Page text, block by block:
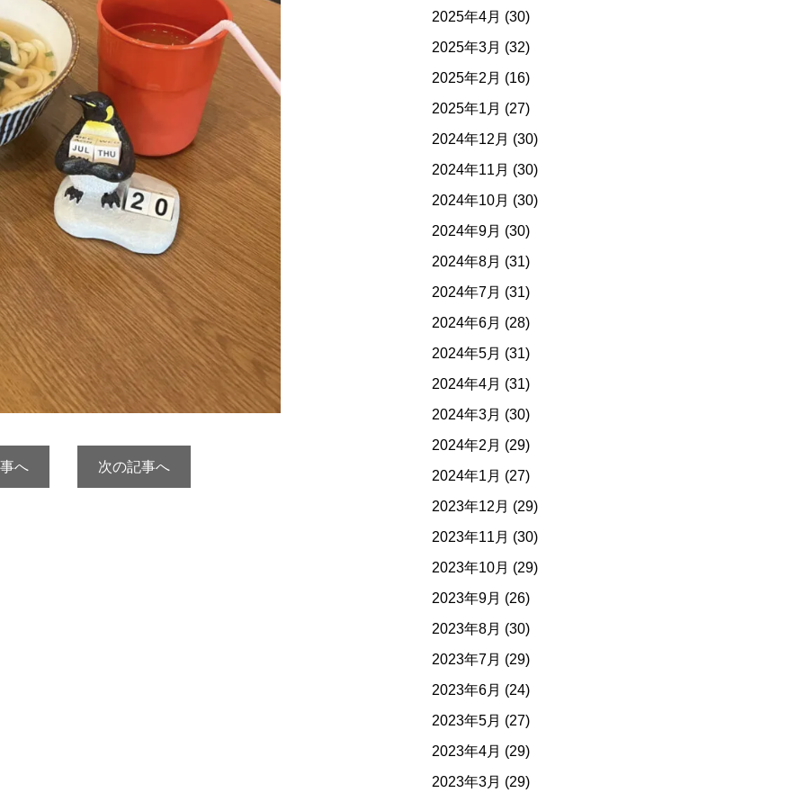
へ 次の記事へ
2025年4月 (30)
2025年3月 (32)
2025年2月 (16)
2025年1月 (27)
2024年12月 (30)
2024年11月 (30)
2024年10月 (30)
2024年9月 (30)
2024年8月 (31)
2024年7月 (31)
2024年6月 (28)
2024年5月 (31)
2024年4月 (31)
2024年3月 (30)
2024年2月 (29)
2024年1月 (27)
2023年12月 (29)
2023年11月 (30)
2023年10月 (29)
2023年9月 (26)
2023年8月 (30)
2023年7月 (29)
2023年6月 (24)
2023年5月 (27)
2023年4月 (29)
2023年3月 (29)